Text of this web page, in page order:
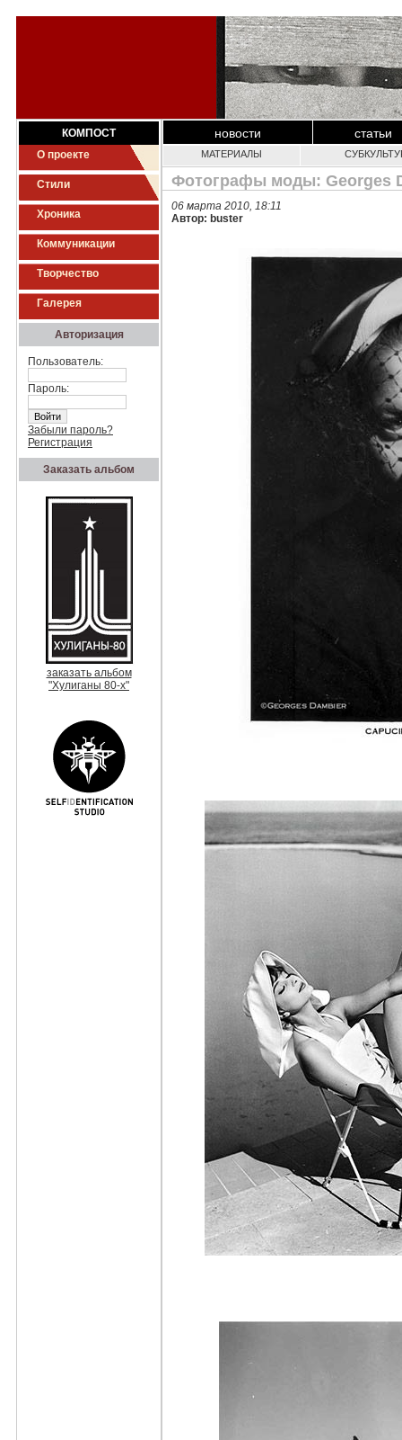
КОМПОСТ
О проекте
Стили
Хроника
Коммуникации
Творчество
Галерея
Авторизация
Пользователь:
Пароль:
Забыли пароль?
Регистрация
Заказать альбом
заказать альбом
"Хулиганы 80-х"
новости статьи
МАТЕРИАЛЫ
Фотографы моды: Georges
06 марта 2010, 18:11
Автор: buster